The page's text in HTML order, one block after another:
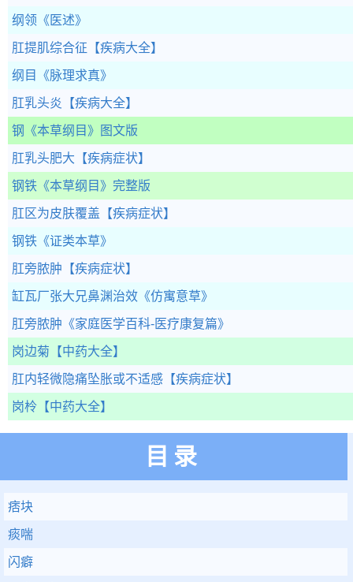
纲领 《医述》
肛提肌综合征 【疾病大全】
纲目 《脉理求真》
肛乳头炎 【疾病大全】
钢 《本草纲目》图文版
肛乳头肥大 【疾病症状】
钢铁 《本草纲目》完整版
肛区为皮肤覆盖 【疾病症状】
钢铁 《证类本草》
肛旁脓肿 【疾病症状】
缸瓦厂张大兄鼻渊治效 《仿寓意草》
肛旁脓肿 《家庭医学百科-医疗康复篇》
岗边菊 【中药大全】
肛内轻微隐痛坠胀或不适感 【疾病症状】
岗柃 【中药大全】
目录
痞块
痰喘
闪癖